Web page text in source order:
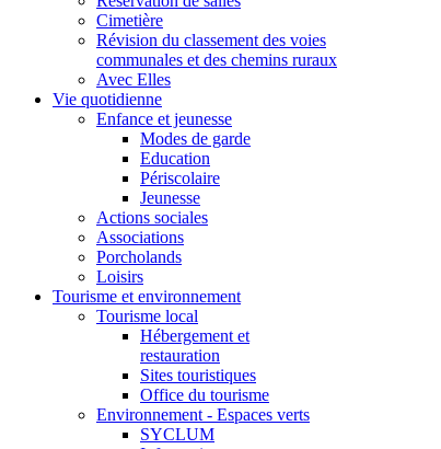
Cimetière
Révision du classement des voies
communales et des chemins ruraux
Avec Elles
Vie quotidienne
Enfance et jeunesse
Modes de garde
Education
Périscolaire
Jeunesse
Actions sociales
Associations
Porcholands
Loisirs
Tourisme et environnement
Tourisme local
Hébergement et
restauration
Sites touristiques
Office du tourisme
Environnement - Espaces verts
SYCLUM